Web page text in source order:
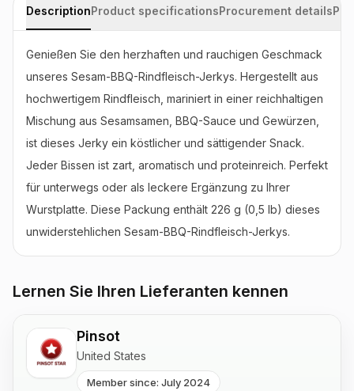
DescriptionProduct specificationsProcurement details
Genießen Sie den herzhaften und rauchigen Geschmack
unseres Sesam-BBQ-Rindfleisch-Jerkys. Hergestellt aus
hochwertigem Rindfleisch, mariniert in einer reichhaltigen
Mischung aus Sesamsamen, BBQ-Sauce und Gewürzen,
ist dieses Jerky ein köstlicher und sättigender Snack.
Jeder Bissen ist zart, aromatisch und proteinreich. Perfekt
für unterwegs oder als leckere Ergänzung zu Ihrer
Wurstplatte. Diese Packung enthält 226 g (0,5 lb) dieses
unwiderstehlichen Sesam-BBQ-Rindfleisch-Jerkys.
Lernen Sie Ihren Lieferanten kennen
Pinsot
United States
Member since: July 2024